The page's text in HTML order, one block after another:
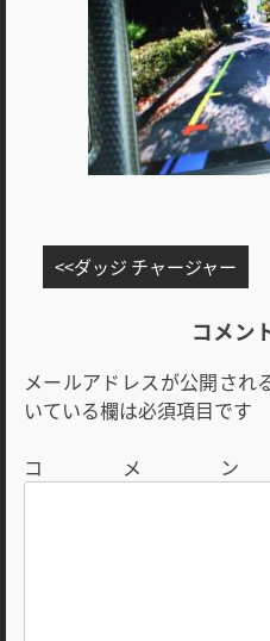
稿
ゲ
ー
ョ
ダッジ チャージャー
コメン
メールアドレスが公開され
いている欄は必須項目です
コメ